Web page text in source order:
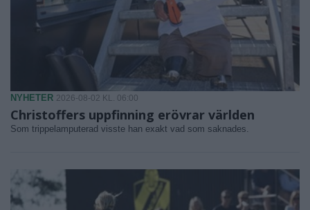
NYHETER 2026-08-02 KL. 06:00
Christoffers uppfinning erövrar världen
Som trippelamputerad visste han exakt vad som saknades.